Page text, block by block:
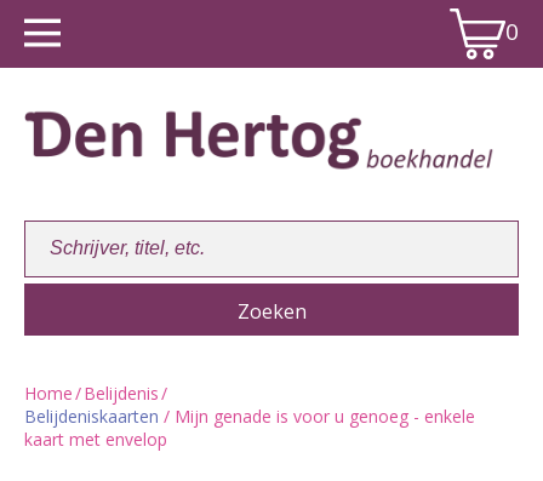
0
Winkelwagen:
Home/Belijdenis/
Belijdeniskaarten / Mijn genade is voor u genoeg - enkele
kaart met envelop